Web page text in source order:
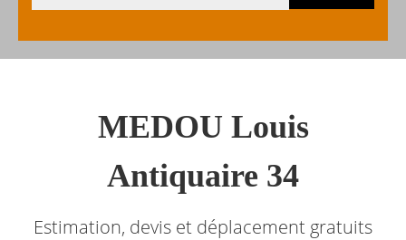
MEDOU Louis
Antiquaire 34
Estimation, devis et déplacement gratuits